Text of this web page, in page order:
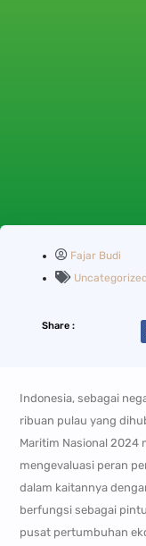
Fajar Budi
Uncategorized
Share :
Indonesia, sebagai
ribuan pulau yang
Maritim Nasional 2024
mengevaluasi peran
dalam kaitannya
berfungsi sebagai
pusat pertumbuhan